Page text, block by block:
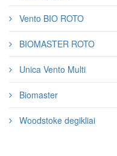
Vento BIO ROTO
BIOMASTER ROTO
Unica Vento Multi
Biomaster
Woodstoke degikliai